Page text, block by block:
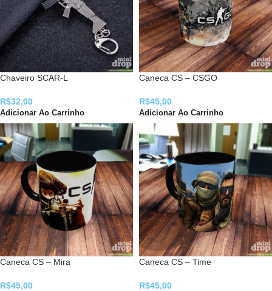
Chaveiro SCAR-L
R$32,00
Adicionar Ao Carrinho
Caneca CS – CSGO
R$45,00
Adicionar Ao Carrinho
Caneca CS – Mira
R$45,00
Caneca CS – Time
R$45,00